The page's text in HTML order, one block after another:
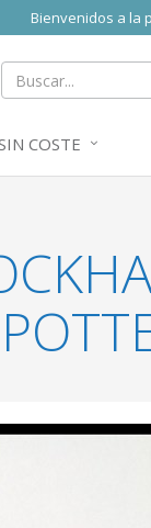
Bienvenidos a la
COSTE